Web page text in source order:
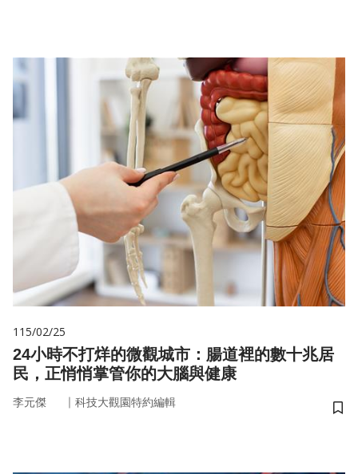
115/02/25
24小時不打烊的微觀城市：腸道裡的數十兆居
民，正悄悄掌管你的大腦與健康
李元傑 ｜ 科技大觀園特約編輯
儲